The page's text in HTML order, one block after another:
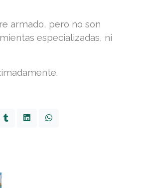
armado, pero no son
especializadas, ni